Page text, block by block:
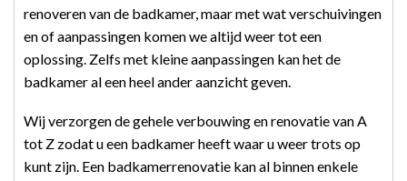
renoveren van de badkamer, maar met wat verschuivingen
en of aanpassingen komen we altijd weer tot een
oplossing. Zelfs met kleine aanpassingen kan het de
badkamer al een heel ander aanzicht geven.
Wij verzorgen de gehele verbouwing en renovatie van A
tot Z zodat u een badkamer heeft waar u weer trots op
kunt zijn. Een badkamerrenovatie kan al binnen enkele